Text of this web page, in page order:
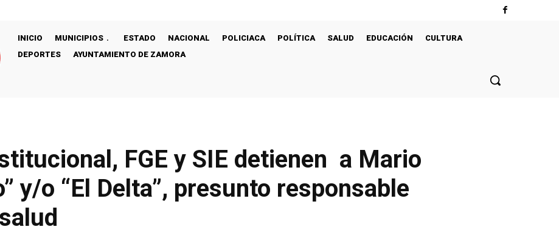
INICIO MUNICIPIOS ESTADO NACIONAL POLICIACA POLÍTICA SALUD EDUCACIÓN
CULTURA
DEPORTES
AYUNTAMIENTO DE ZAMORA
FGE y SIE detienen a Mario
y/o “El Delta”, presunto responsable